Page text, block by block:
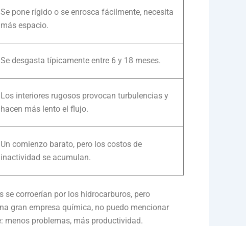
Se pone rígido o se enrosca fácilmente, necesita
más espacio.
Se desgasta típicamente entre 6 y 18 meses.
Los interiores rugosos provocan turbulencias y
hacen más lento el flujo.
Un comienzo barato, pero los costos de
inactividad se acumulan.
corroerían por los hidrocarburos, pero
gran empresa química, no puedo mencionar
menos problemas, más productividad.